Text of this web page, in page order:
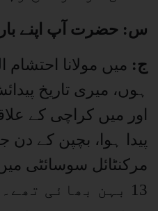
س: حضرت آپ اپنے
ج: میں مولانا احتشام
اور میں کراچی کے
پیدا ہوا، بچپن کے دن
مرکنٹائل سوسائٹی
13 بہن بھائی